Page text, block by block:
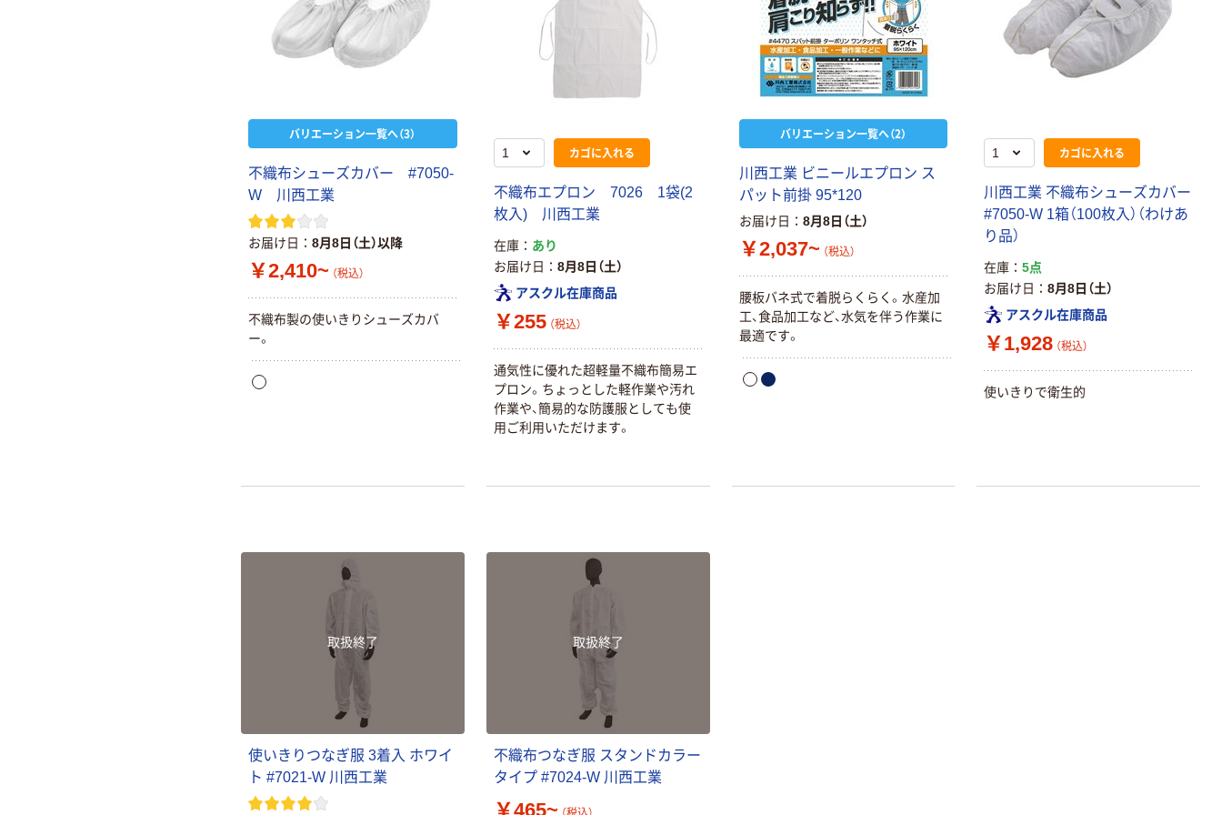
バリエーション一覧へ（3）
不織布シューズカバー #7050-
W 川西工業
お届け日 8月8日（土）以降
￥2,410~ （税込）
不織布製の使いきりシューズカバ
ー。
カゴに入れる
不織布エプロン 7026 1袋(2
枚入) 川西工業
在庫
あり
お届け日
8月8日（土）
アスクル在庫商品
￥255 （税込）
通気性に優れた超軽量不織布簡易エ
プロン。ちょっとした軽作業や汚れ
作業や、簡易的な防護服としても使
用ご利用いただけます。
バリエーション一覧へ（2）
川西工業 ビニールエプロン ス
パット前掛 95*120
お届け日 8月8日（土）
￥2,037~ （税込）
腰板バネ式で着脱らくらく。水産加
工、食品加工など、水気を伴う作業に
最適です。
カゴに入れる
川西工業 不織布シューズカバー
#7050-W 1箱（100枚入）（わけあ
り品）
在庫
5点
お届け日
8月8日（土）
アスクル在庫商品
￥1,928 （税込）
使いきりで衛生的
取扱終了
使いきりつなぎ服 3着入 ホワイ
ト #7021-W 川西工業
取扱終了
不織布つなぎ服 スタンドカラー
タイプ #7024-W 川西工業
￥465~